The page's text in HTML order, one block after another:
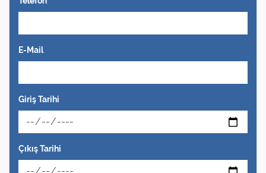
E-Mail
Giriş Tarihi
Çıkış Tarihi